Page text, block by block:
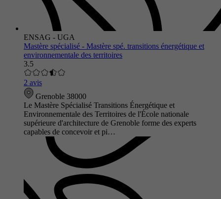
ENSAG - UGA
Mastère spécialisé - Mastère spé. transitions énergétique et
environnementale des territoires
3.5
2 avis
Grenoble 38000
Le Mastère Spécialisé Transitions Énergétique et
Environnementale des Territoires de l'École nationale
supérieure d'architecture de Grenoble forme des experts
capables de concevoir et pi…